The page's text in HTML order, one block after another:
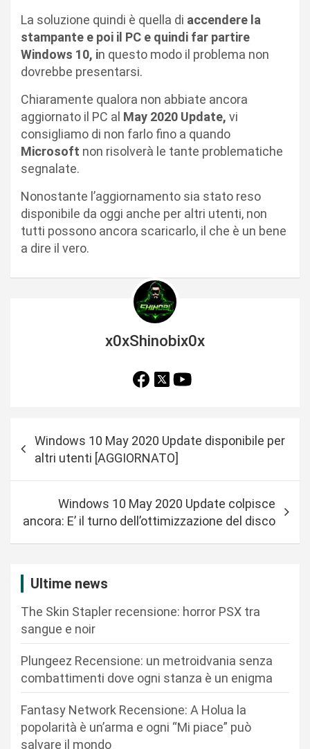
La soluzione quindi è quella di accendere la
stampante e poi il PC e quindi far partire
Windows 10, in questo modo il problema non
dovrebbe presentarsi.
Chiaramente qualora non abbiate ancora
aggiornato il PC al May 2020 Update, vi
consigliamo di non farlo fino a quando
Microsoft non risolverà le tante problematiche
segnalate.
Nonostante l’aggiornamento sia stato reso
disponibile da oggi anche per altri utenti, non
tutti possono ancora scaricarlo, il che è un bene
a dire il vero.
x0xShinobix0x
a
Windows 10 May 2020 Update disponibile per
altri utenti [AGGIORNATO]
Windows 10 May 2020 Update colpisce
ancora: E’ il turno dell’ottimizzazione del disco
Ultime news
The Skin Stapler recensione: horror PSX tra
sangue e noir
Plungeez Recensione: un metroidvania senza
combattimenti dove ogni stanza è un enigma
Fantasy Network Recensione: A Holua la
popolarità è un’arma e ogni “Mi piace” può
salvare il mondo